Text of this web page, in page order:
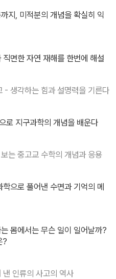
지, 미적분의 개념을 확실히 익
면한 자연 재해를 한번에 해설
- 생각하는 힘과 설명력을 기른다
로 지구과학의 개념을 배운다
는 중고교 수학의 개념과 응용
으로 풀어낸 수면과 기억의 메
몸에서는 무슨 일이 일어날까?
?
인류의 사고의 역사